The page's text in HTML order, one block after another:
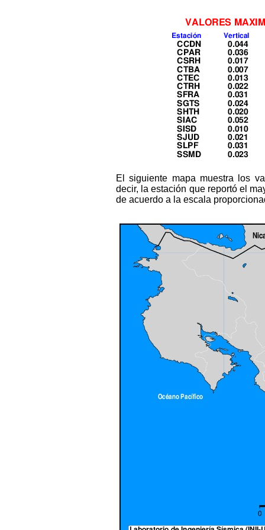
El siguiente mapa muestra los
decir, la estación que reportó el
de acuerdo a la escala